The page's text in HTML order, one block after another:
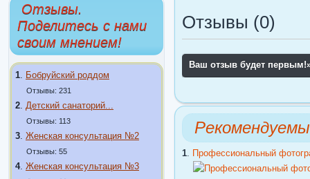
Отзывы.
Поделитесь с нами
своим мнением!
1 Бобруйский роддом
Отзывы: 231
2 Детский санаторий...
Отзывы: 113
3 Женская консультация №2
Отзывы: 55
4. Женская консультация №3
Отзывы (0)
Ваш отзыв будет первым!
1. Профессиональный